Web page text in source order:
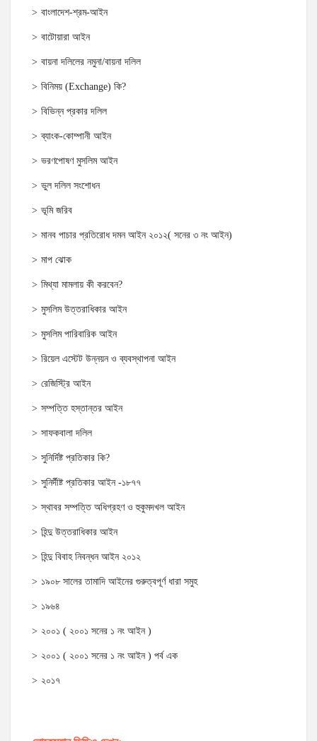
বাংলাদেশ-শ্রম-আইন
বাটোয়ারা আইন
বায়না দলিলের নমুনা/বায়না দলিল
বিনিময় (Exchange) কি?
বিভিন্ন প্রকার দলিল
ব্যাংক-কোম্পানী আইন
ভরণপোষণ মুসলিম আইন
ভুল দলিল সংশোধন
ভূমি জরিব
মানব পাচার প্রতিরোধ দমন আইন ২০১২( সনের ৩ নং আইন)
মাপ ঝোক
মিথ্যা মামলায় কী করবেন?
মুসলিম উত্তরাধিকার আইন
মুসলিম পারিবারিক আইন
রিয়েল এস্টেট উন্নয়ন ও ব্যবস্থাপনা আইন
রেজিস্ট্রি আইন
সম্পত্তি হস্তান্তর আইন
সাফকবালা দলিল
সুনির্দিষ্ট প্রতিকার কি?
সুনির্দীষ্ট প্রতিকার আইন -১৮৭৭
স্থাবর সম্পত্তি অধিগ্রহণ ও হুকুমদখল আইন
হিন্দু উত্তরাধিকার আইন
হিন্দু বিবাহ নিবন্ধন আইন ২০১২
১৯০৮ সালের তামাদি আইনের গুরুত্বপূর্ণ ধারা সমুহ
১৯৬৪
২০০১ ( ২০০১ সনের ১ নং আইন )
২০০১ ( ২০০১ সনের ১ নং আইন ) পর্ব এক
২০১৭